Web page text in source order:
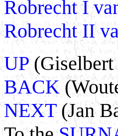
Robrecht I
Robrecht II
UP(Giselbert
BACK
NEXT(Jan